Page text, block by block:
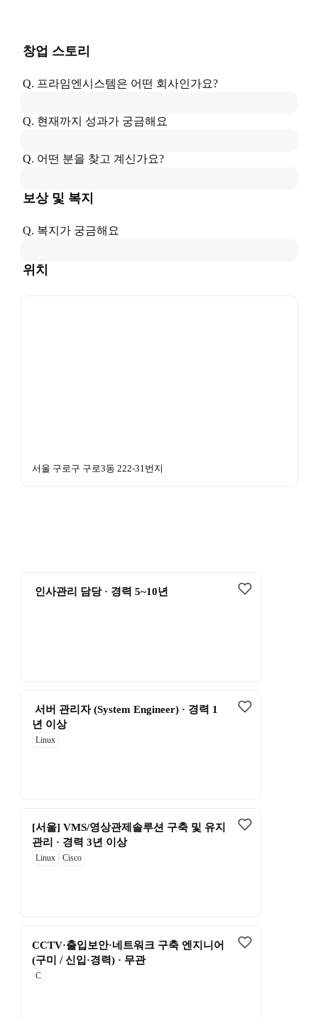
창업 스토리
Q. 프라임엔시스템은 어떤 회사인가요?
Q. 현재까지 성과가 궁금해요
Q. 어떤 분을 찾고 계신가요?
보상 및 복지
Q. 복지가 궁금해요
위치
서울 구로구 구로3동 222-31번지
인사관리 담당 · 경력 5~10년
년 이상
Linux
[서울] VMS/영상관제솔루션 구축 및 유지
관리 · 경력 3년 이상
Linux Cisco
CCTV·출입보안·네트워크 구축 엔지니어
(구미 / 신입·경력) · 무관
C